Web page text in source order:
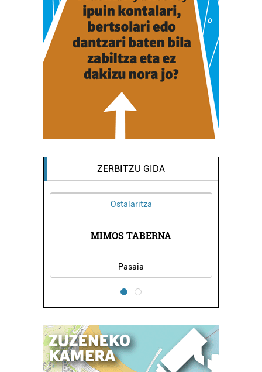
ZERBITZU GIDA
Ostalaritza
MIMOS TABERNA
Pasaia